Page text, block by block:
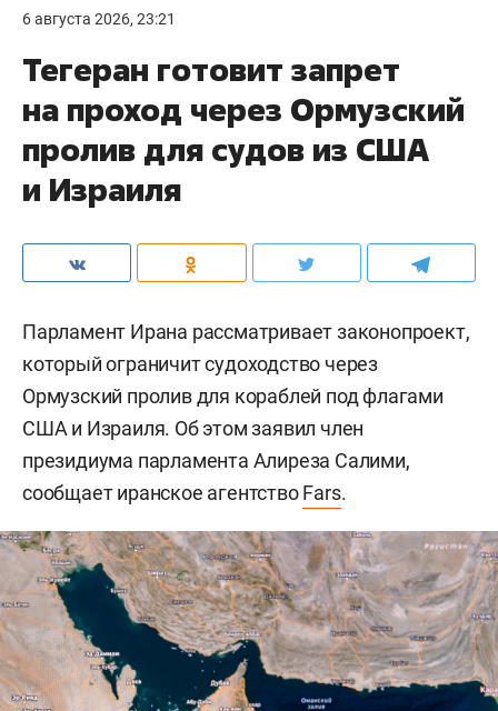
6 августа 2026, 23:21
Тегеран готовит запрет
на проход через Ормузский
пролив для судов из США
и Израиля
Парламент Ирана рассматривает законопроект,
который ограничит судоходство через
Ормузский пролив для кораблей под флагами
США и Израиля. Об этом заявил член
президиума парламента Алиреза Салими,
сообщает иранское агентствоFars.